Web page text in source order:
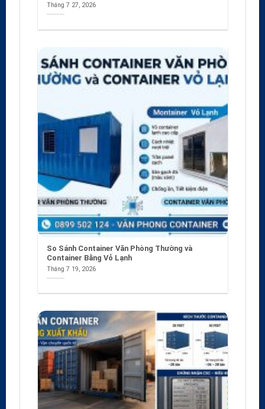
Tháng 7 27, 2026
So Sánh Container Văn Phòng Thường và
Container Bằng Vỏ Lạnh
Tháng 7 19, 2026